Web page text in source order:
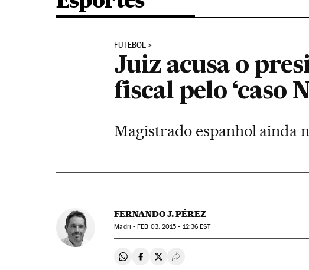
FUTEBOL
Juiz acusa o
fiscal pelo ‘caso
Magistrado espanhol ainda
FERNANDO J. PÉREZ
Madri -FEB 03, 2015 - 12:36 EST
Compartir en Whatsapp
Compartir en Facebook
Compartir en Twitter
Desplegar Redes Sociales